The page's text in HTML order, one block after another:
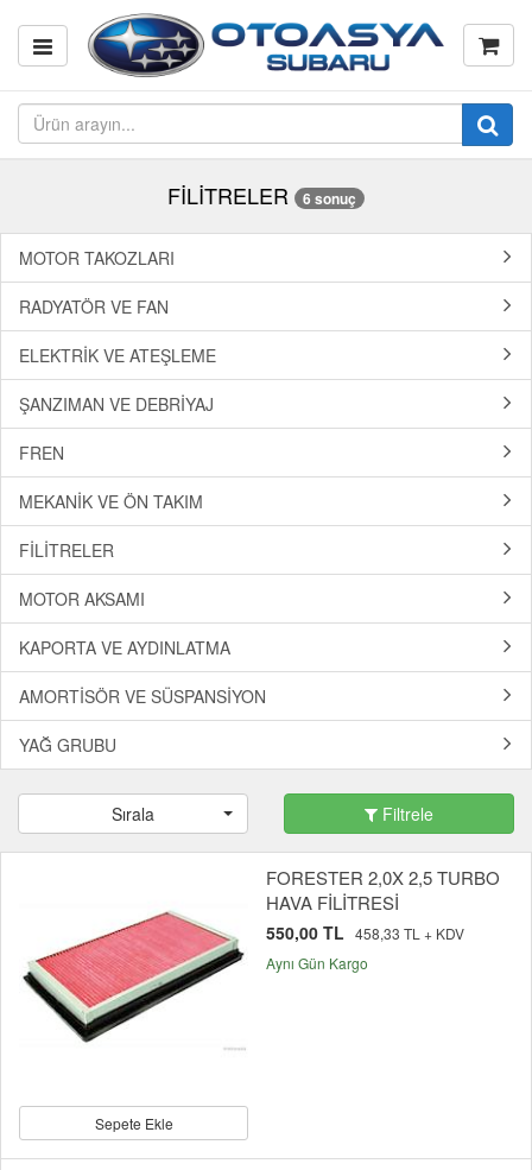
FİLİTRELER 6 sonuç
MOTOR TAKOZLARI
RADYATÖR VE FAN
ELEKTRİK VE ATEŞLEME
ŞANZIMAN VE DEBRİYAJ
FREN
MEKANİK VE ÖN TAKIM
FİLİTRELER
MOTOR AKSAMI
KAPORTA VE AYDINLATMA
AMORTİSÖR VE SÜSPANSİYON
YAĞ GRUBU
Sırala Filtrele
Sepete Ekle
FORESTER 2,0X 2,5 TURBO
HAVA FİLİTRESİ
550,00 TL 458,33 TL + KDV
Aynı Gün Kargo